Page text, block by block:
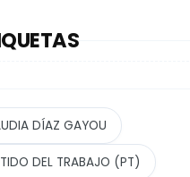
DÍAZ GAYOU
DEL TRABAJO (PT)